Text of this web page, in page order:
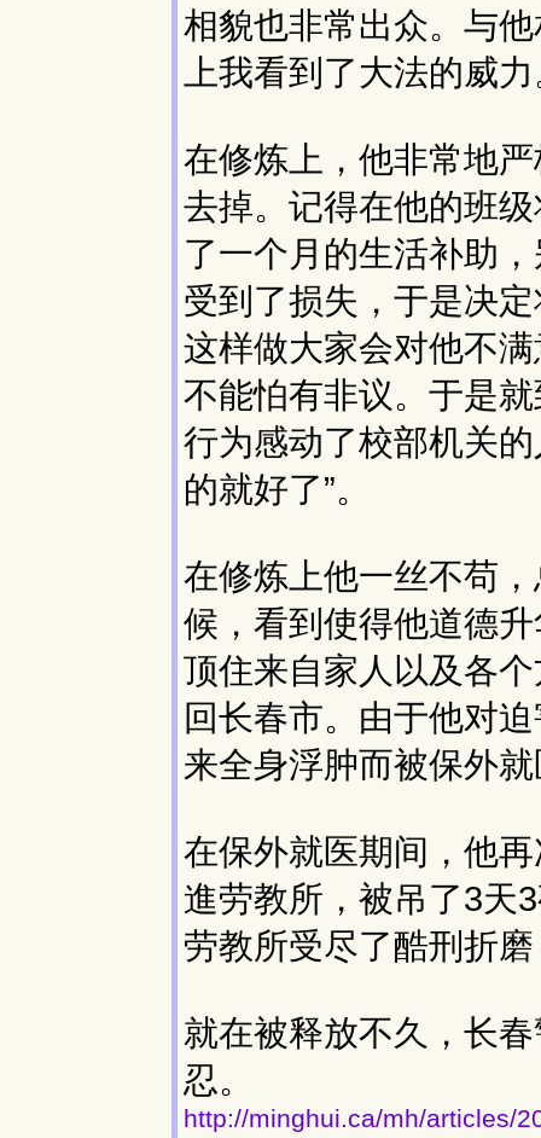
相貌也非常出众。与
上我看到了大法的威
在修炼上，他非常地
去掉。记得在他的班
了一个月的生活补助
受到了损失，于是决
这样做大家会对他不
不能怕有非议。于是
行为感动了校部机关
的就好了”。
在修炼上他一丝不苟
候，看到使得他道德
顶住来自家人以及各
回长春市。由于他对
来全身浮肿而被保外
在保外就医期间，他
進劳教所，被吊了3天
劳教所受尽了酷刑折
就在被释放不久，长
忍。
http://minghui.ca/mh/articles/